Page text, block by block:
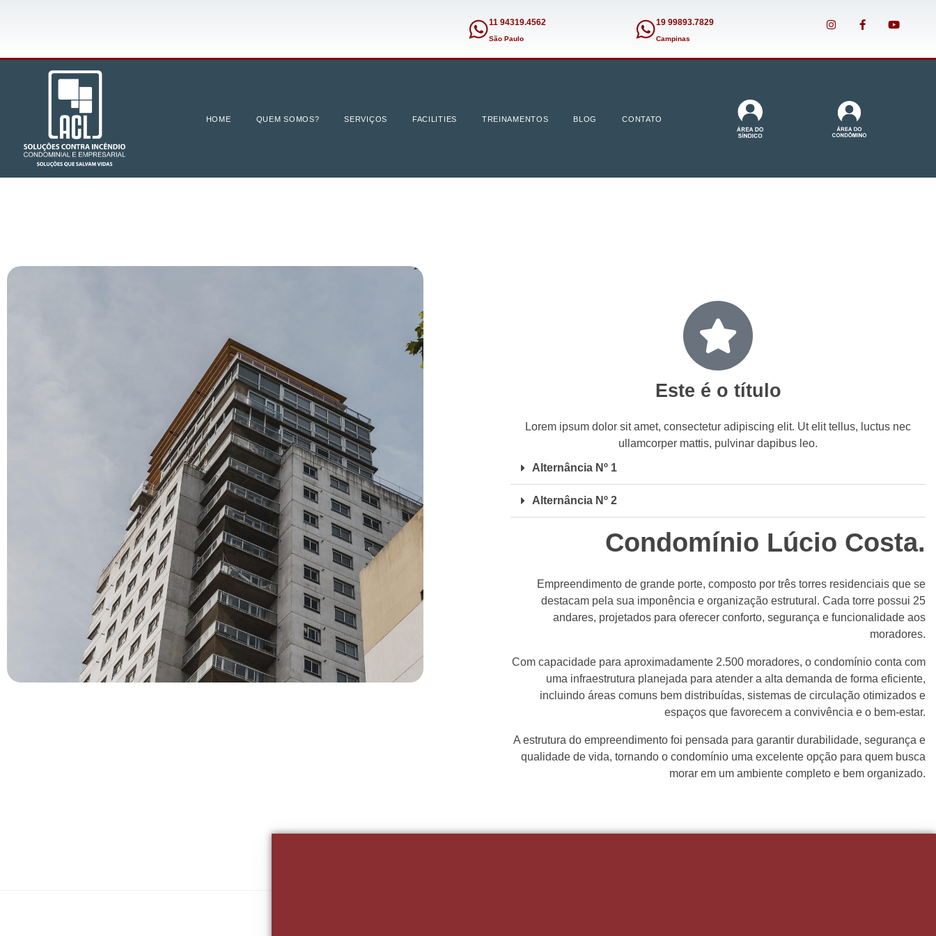
11 94319.4562
São Paulo
19 99893.7829
Campinas
HOME QUEM SOMOS? SERVIÇOS FACILITIES TREINAMENTOS BLOG CONTATO
Este é o título
Lorem ipsum dolor sit amet, consectetur adipiscing elit. Ut elit tellus, luctus nec
ullamcorper mattis, pulvinar dapibus leo.
Alternância Nº 1
Alternância Nº 2
Condomínio Lúcio Costa.
Empreendimento de grande porte, composto por três torres residenciais que se
destacam pela sua imponência e organização estrutural. Cada torre possui 25
andares, projetados para oferecer conforto, segurança e funcionalidade aos
moradores.
Com capacidade para aproximadamente 2.500 moradores, o condomínio conta com
uma infraestrutura planejada para atender a alta demanda de forma eficiente,
incluindo áreas comuns bem distribuídas, sistemas de circulação otimizados e
espaços que favorecem a convivência e o bem-estar.
A estrutura do empreendimento foi pensada para garantir durabilidade, segurança e
qualidade de vida, tornando o condomínio uma excelente opção para quem busca
morar em um ambiente completo e bem organizado.